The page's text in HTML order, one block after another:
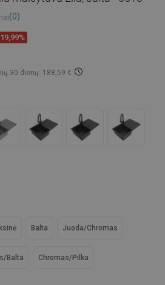
(0)
19,99%
30 dienų: 188,59 €
Balta
Balta Chromas/Pilka
Juoda/Chromas